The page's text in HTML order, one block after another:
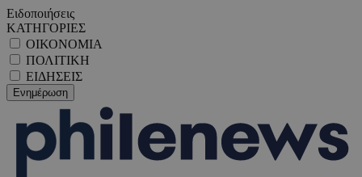
Ειδοποιήσεις
ΚΑΤΗΓΟΡΙΕΣ
ΟΙΚΟΝΟΜΙΑ
ΠΟΛΙΤΙΚΗ
ΕΙΔΗΣΕΙΣ